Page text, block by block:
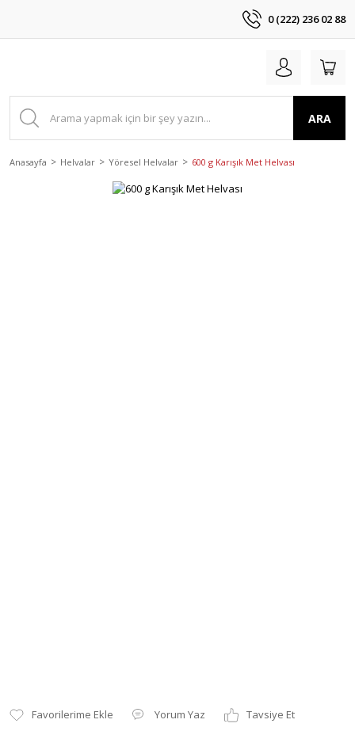
0 (222) 236 02 88
ARA
Anasayfa Helvalar Yöresel Helvalar 600 g Karışık Met Helvası
Yorum Yaz
Tavsiye Et